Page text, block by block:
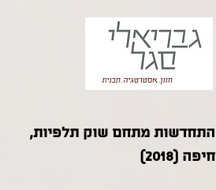
התחדשות מתחם שוק תלפיות,
חיפה (2018)